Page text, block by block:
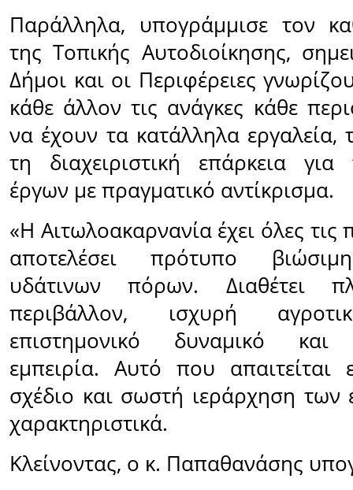
Παράλληλα, υπογράμμισε τον
της Τοπικής Αυτοδιοίκησης,
Δήμοι και οι Περιφέρειες
κάθε άλλον τις ανάγκες κάθε
να έχουν τα κατάλληλα εργαλεία,
τη διαχειριστική επάρκεια
έργων με πραγματικό αντίκρισμα.
«Η Αιτωλοακαρνανία έχει όλες τις
αποτελέσει πρότυπο
υδάτινων πόρων. Διαθέτει
περιβάλλον, ισχυρή
επιστημονικό δυναμικό και
εμπειρία. Αυτό που απαιτείται
σχέδιο και σωστή ιεράρχηση των
χαρακτηριστικά.
Κλείνοντας, ο κ. Παπαθανάσης